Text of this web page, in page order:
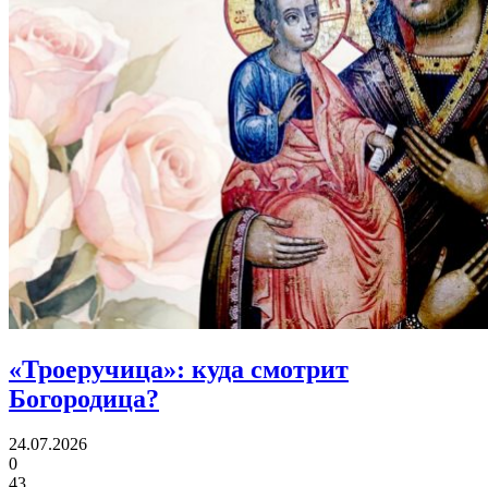
«Троеручица»: куда смотрит
Богородица?
24.07.2026
0